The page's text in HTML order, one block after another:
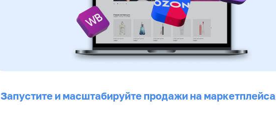
Запустите и масштабируйте продажи на